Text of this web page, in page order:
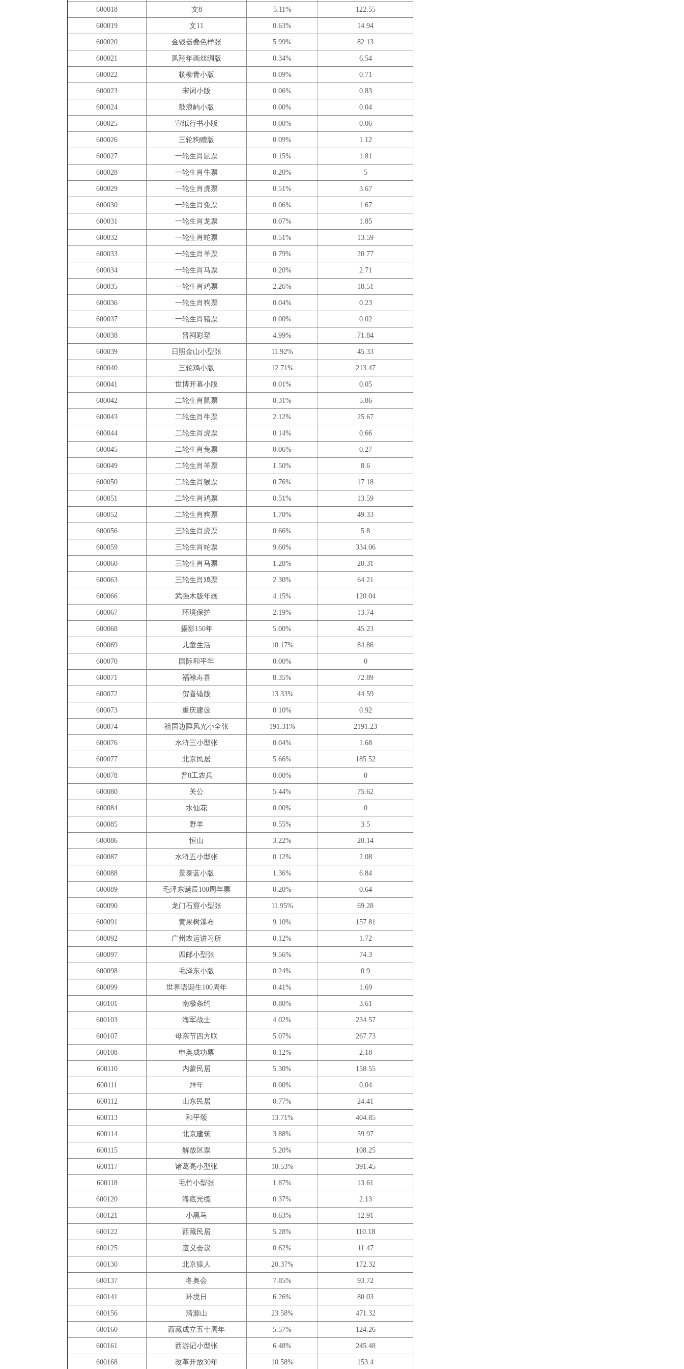
600018 文8 5.11% 122.55
600019 文11 0.63% 14.94
600020 金银器叠色样张 5.99% 82.13
600021 凤翔年画丝绸版 0.34% 6.54
600022 杨柳青小版 0.09% 0.71
600023 宋词小版 0.06% 0.83
600024 鼓浪屿小版 0.00% 0.04
600025 宣纸行书小版 0.00% 0.06
600026 三轮狗赠版 0.09% 1.12
600027 一轮生肖鼠票 0.15% 1.81
600028 一轮生肖牛票 0.20% 5
600029 一轮生肖虎票 0.51% 3.67
600030 一轮生肖兔票 0.06% 1.67
600031 一轮生肖龙票 0.07% 1.85
600032 一轮生肖蛇票 0.51% 13.59
600033 一轮生肖羊票 0.79% 20.77
600034 一轮生肖马票 0.20% 2.71
600035 一轮生肖鸡票 2.26% 18.51
600036 一轮生肖狗票 0.04% 0.23
600037 一轮生肖猪票 0.00% 0.02
600038 晋祠彩塑 4.99% 71.84
600039 日照金山小型张 11.92% 45.33
600040 三轮鸡小版 12.71% 213.47
600041 世博开幕小版 0.01% 0.05
600042 二轮生肖鼠票 0.31% 5.86
600043 二轮生肖牛票 2.12% 25.67
600044 二轮生肖虎票 0.14% 0.66
600045 二轮生肖兔票 0.06% 0.27
600049 二轮生肖羊票 1.50% 8.6
600050 二轮生肖猴票 0.76% 17.18
600051 二轮生肖鸡票 0.51% 13.59
600052 二轮生肖狗票 1.70% 49.33
600056 三轮生肖虎票 0.66% 5.8
600059 三轮生肖蛇票 9.60% 334.06
600060 三轮生肖马票 1.28% 20.31
600063 三轮生肖鸡票 2.30% 64.21
600066 武强木版年画 4.15% 120.04
600067 环境保护 2.19% 13.74
600068 摄影150年 5.00% 45.23
600069 儿童生活 10.17% 84.86
600070 国际和平年 0.00% 0
600071 福禄寿喜 8.35% 72.89
600072 贺喜错版 13.33% 44.59
600073 重庆建设 0.10% 0.92
600074 祖国边陲风光小全张 191.31% 2191.23
600076 水浒三小型张 0.04% 1.68
600077 北京民居 5.66% 185.52
600078 普8工农兵 0.00% 0
600080 关公 5.44% 75.62
600084 水仙花 0.00% 0
600085 野羊 0.55% 3.5
600086 恒山 3.22% 20.14
600087 水浒五小型张 0.12% 2.08
600088 景泰蓝小版 1.36% 6.84
600089 毛泽东诞辰100周年票 0.20% 0.64
600090 龙门石窟小型张 11.95% 69.28
600091 黄果树瀑布 9.10% 157.81
600092 广州农运讲习所 0.12% 1.72
600097 四邮小型张 9.56% 74.3
600098 毛泽东小版 0.24% 0.9
600099 世界语诞生100周年 0.41% 1.69
600101 南极条约 0.80% 3.61
600103 海军战士 4.02% 234.57
600107 母亲节四方联 5.07% 267.73
600108 申奥成功票 0.12% 2.18
600110 内蒙民居 5.30% 158.55
600111 拜年 0.00% 0.04
600112 山东民居 0.77% 24.41
600113 和平颂 13.71% 404.85
600114 北京建筑 3.88% 59.97
600115 解放区票 5.20% 108.25
600117 诸葛亮小型张 10.53% 391.45
600118 毛竹小型张 1.87% 13.61
600120 海底光缆 0.37% 2.13
600121 小黑马 0.63% 12.91
600122 西藏民居 5.28% 110.18
600125 遵义会议 0.62% 11.47
600130 北京猿人 20.37% 172.32
600137 冬奥会 7.85% 93.72
600141 环境日 6.26% 80.03
600156 清源山 23.58% 471.32
600160 西藏成立五十周年 5.57% 124.26
600161 西游记小型张 6.48% 245.48
600168 改革开放30年 10.58% 153.4